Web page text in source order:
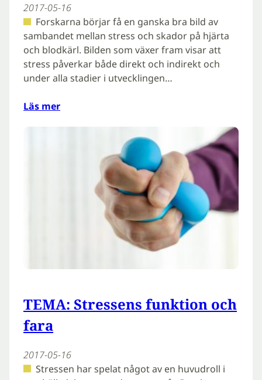
2017-05-16
Forskarna börjar få en ganska bra bild av
sambandet mellan stress och skador på hjärta
och blodkärl. Bilden som växer fram visar att
stress påverkar både direkt och indirekt och
under alla stadier i utvecklingen…
Läs mer
TEMA: Stressens funktion och
fara
2017-05-16
Stressen har spelat något av en huvudroll i